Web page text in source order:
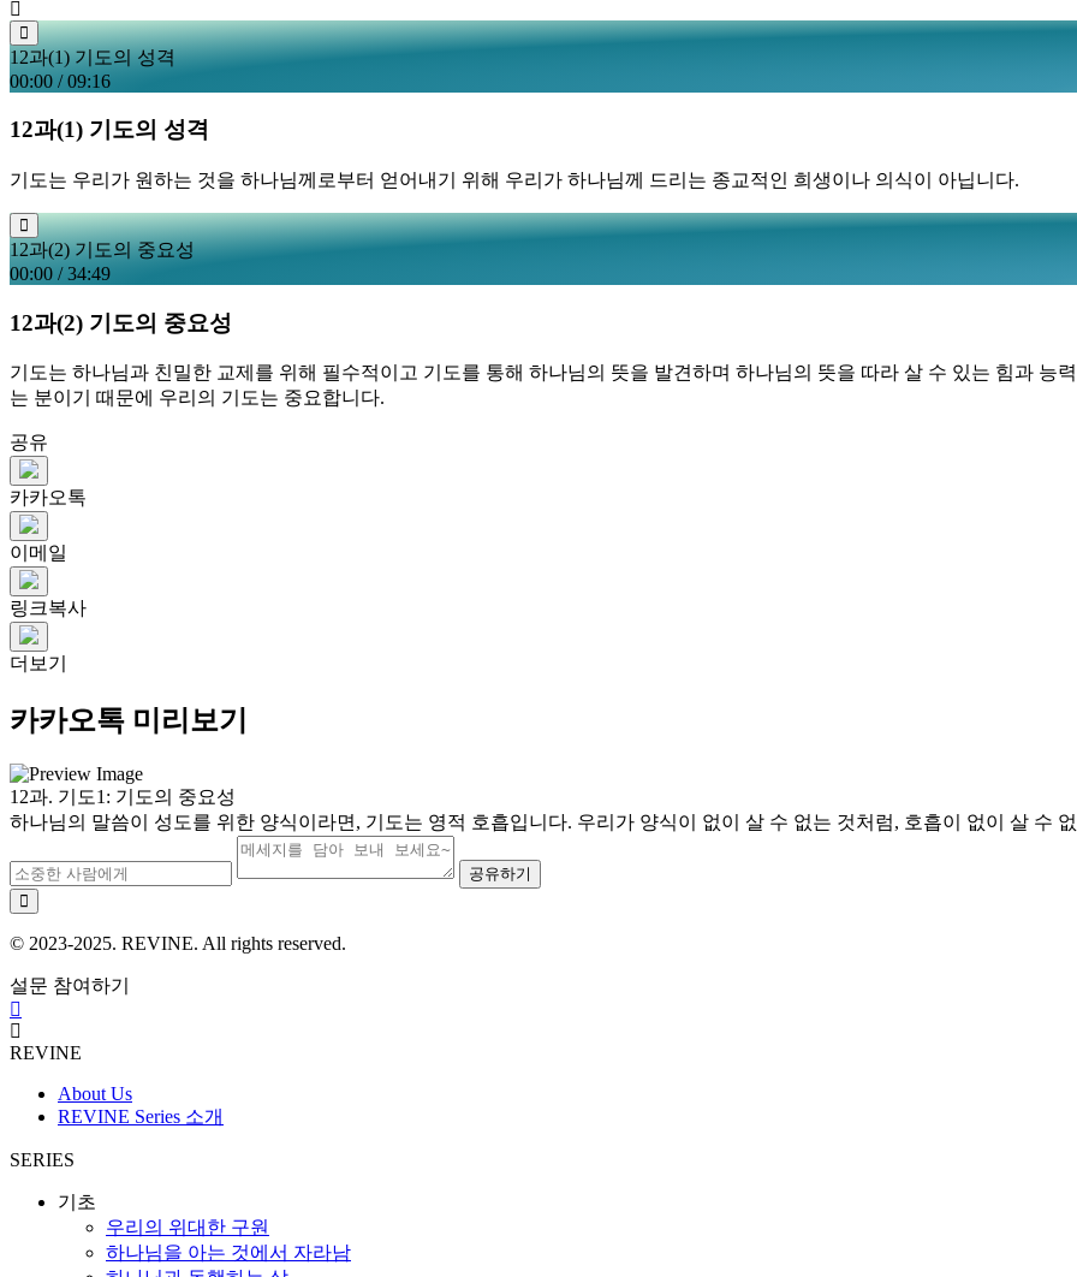
12과(1) 기도의 성격
00:00 /09:16
12과(1) 기도의 성격
기도는 우리가 원하는 것을 하나님께로부터 얻어내기 위해 우리가 하나님께 드리는 종교적인 희생이나 의식이 아닙니다.
12과(2) 기도의 중요성
00:00 /34:49
12과(2) 기도의 중요성
기도는 하나님과 친밀한 교제를 위해 필수적이고 기도를 통해 하나님의 뜻을 발견하며 하나님의 뜻을 따라 살 수 있는 힘과 능
는 분이기 때문에 우리의 기도는 중요합니다.
공유
카카오톡
이메일
링크복사
더보기
카카오톡 미리보기
12과. 기도1: 기도의 중요성
하나님의 말씀이 성도를 위한 양식이라면, 기도는 영적 호흡입니다. 우리가 양식이 없이 살 수 없는 것처럼, 호흡이 없이 살 수
공유하기
© 2023-2025. REVINE. All rights reserved.
설문 참여하기
REVINE
About Us
REVINE Series 소개
SERIES
기초
우리의 위대한 구원
하나님을 아는 것에서 자라남